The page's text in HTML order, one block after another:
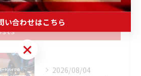
の投稿
Recent
2026/08/04
い合わせはこちら
い合わせはこちら